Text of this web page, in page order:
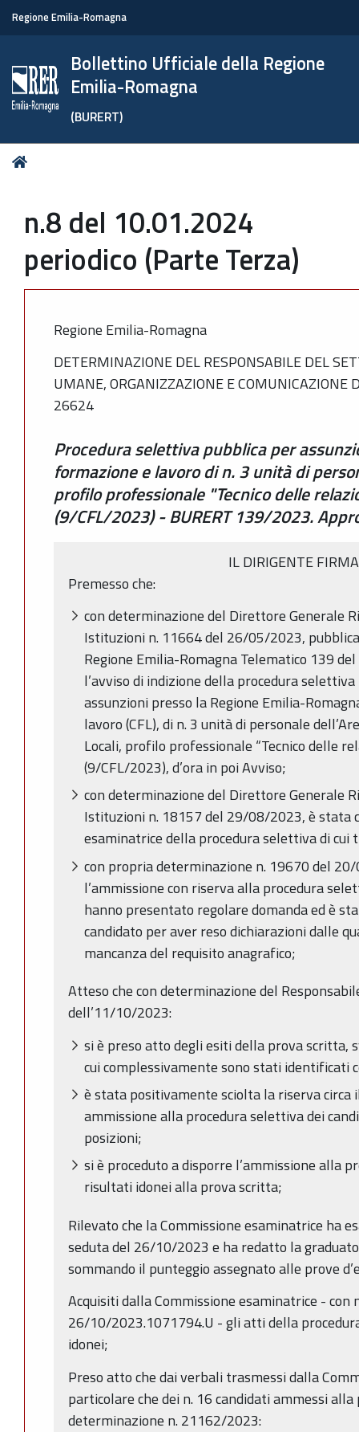
Regione Emilia-Romagna
Bollettino Ufficiale della Regione
Emilia-Romagna
(BURERT)
Tu
n.8 del 10.01.2024
periodico (Parte Terza)
Regione Emilia-Romagna
DETERMINAZIONE DEL RESPONSABILE DEL
UMANE, ORGANIZZAZIONE E COMUNICAZIONE
26624
Procedura selettiva pubblica per
formazione e lavoro di n. 3 unità di
profilo professionale "Tecnico delle
(9/CFL/2023) - BURERT 139/2023.
IL DIRIGENTE
Premesso che:
con determinazione del Direttore Generale
Istituzioni n. 11664 del 26/05/2023,
Regione Emilia-Romagna Telematico 139
l’avviso di indizione della procedura
assunzioni presso la Regione Emilia-
lavoro (CFL), di n. 3 unità di personale
Locali, profilo professionale “Tecnico delle
(9/CFL/2023), d’ora in poi Avviso;
con determinazione del Direttore Generale
Istituzioni n. 18157 del 29/08/2023, è stata
esaminatrice della procedura selettiva di cui
con propria determinazione n. 19670 del
l’ammissione con riserva alla procedura
hanno presentato regolare domanda ed è
candidato per aver reso dichiarazioni dalle
mancanza del requisito anagrafico;
Atteso che con determinazione del
dell’11/10/2023:
si è preso atto degli esiti della prova
cui complessivamente sono stati identificati
è stata positivamente sciolta la riserva circa
ammissione alla procedura selettiva dei
posizioni;
si è proceduto a disporre l’ammissione alla
risultati idonei alla prova scritta;
Rilevato che la Commissione esaminatrice ha
seduta del 26/10/2023 e ha redatto la
sommando il punteggio assegnato alle prove
Acquisiti dalla Commissione esaminatrice -
26/10/2023.1071794.U - gli atti della
idonei;
Preso atto che dai verbali trasmessi dalla
particolare che dei n. 16 candidati ammessi
determinazione n. 21162/2023: